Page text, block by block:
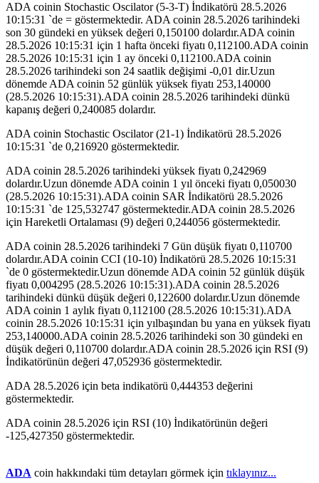
ADA coinin Stochastic Oscilator (5-3-T) İndikatörü 28.5.2026
10:15:31 `de = göstermektedir. ADA coinin 28.5.2026 tarihindeki
son 30 gündeki en yüksek değeri 0,150100 dolardır.ADA coinin
28.5.2026 10:15:31 için 1 hafta önceki fiyatı 0,112100.ADA coinin
28.5.2026 10:15:31 için 1 ay önceki 0,112100.ADA coinin
28.5.2026 tarihindeki son 24 saatlik değişimi -0,01 dir.Uzun
dönemde ADA coinin 52 günlük yüksek fiyatı 253,140000
(28.5.2026 10:15:31).ADA coinin 28.5.2026 tarihindeki dünkü
kapanış değeri 0,240085 dolardır.
ADA coinin Stochastic Oscilator (21-1) İndikatörü 28.5.2026
10:15:31 `de 0,216920 göstermektedir.
ADA coinin 28.5.2026 tarihindeki yüksek fiyatı 0,242969
dolardır.Uzun dönemde ADA coinin 1 yıl önceki fiyatı 0,050030
(28.5.2026 10:15:31).ADA coinin SAR İndikatörü 28.5.2026
10:15:31 `de 125,532747 göstermektedir.ADA coinin 28.5.2026
için Hareketli Ortalaması (9) değeri 0,244056 göstermektedir.
ADA coinin 28.5.2026 tarihindeki 7 Gün düşük fiyatı 0,110700
dolardır.ADA coinin CCI (10-10) İndikatörü 28.5.2026 10:15:31
`de 0 göstermektedir.Uzun dönemde ADA coinin 52 günlük düşük
fiyatı 0,004295 (28.5.2026 10:15:31).ADA coinin 28.5.2026
tarihindeki dünkü düşük değeri 0,122600 dolardır.Uzun dönemde
ADA coinin 1 aylık fiyatı 0,112100 (28.5.2026 10:15:31).ADA
coinin 28.5.2026 10:15:31 için yılbaşından bu yana en yüksek fiyatı
253,140000.ADA coinin 28.5.2026 tarihindeki son 30 gündeki en
düşük değeri 0,110700 dolardır.ADA coinin 28.5.2026 için RSI (9)
İndikatörünün değeri 47,052936 göstermektedir.
ADA 28.5.2026 için beta indikatörü 0,444353 değerini
göstermektedir.
ADA coinin 28.5.2026 için RSI (10) İndikatörünün değeri
-125,427350 göstermektedir.
ADA coin hakkındaki tüm detayları görmek için tıklayınız...